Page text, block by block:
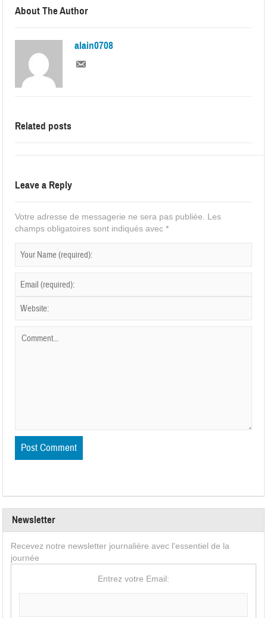
About The Author
alain0708
Related posts
Leave a Reply
Votre adresse de messagerie ne sera pas publiée. Les
champs obligatoires sont indiqués avec*
Newsletter
Recevez notre newsletter journalière avec l'essentiel de la
journée
Entrez votre Email: